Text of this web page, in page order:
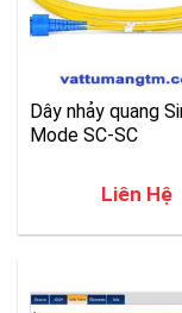
Dây nhảy quang
Mode SC-SC
Liên Hệ